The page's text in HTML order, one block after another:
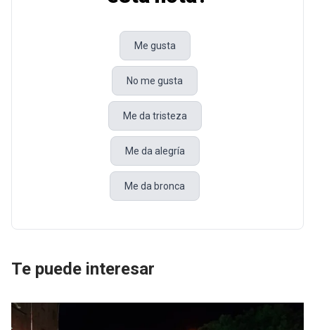
Me gusta
No me gusta
Me da tristeza
Me da alegría
Me da bronca
Te puede interesar